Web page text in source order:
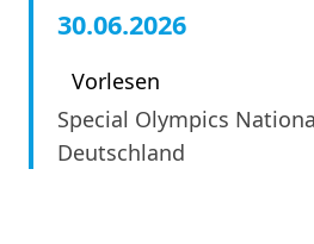
30.06.2026
Vorlesen
Special Olympics
Deutschland